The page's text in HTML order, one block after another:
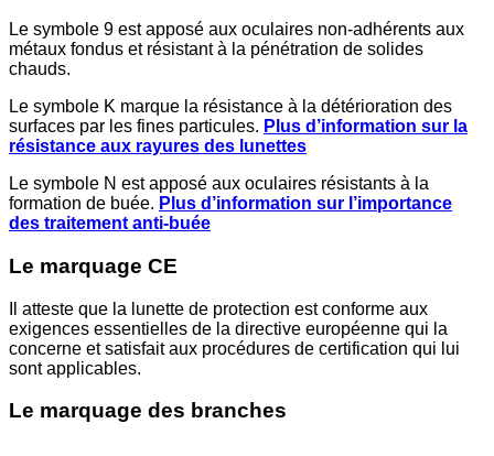
Le symbole 9 est apposé aux oculaires non-adhérents aux
métaux fondus et résistant à la pénétration de solides
chauds.
Le symbole K marque la résistance à la détérioration des
surfaces par les fines particules. Plus d’information sur la
résistance aux rayures des lunettes
Le symbole N est apposé aux oculaires résistants à la
formation de buée. Plus d’information sur l’importance
des traitement anti-buée
Le marquage CE
Il atteste que la lunette de protection est conforme aux
exigences essentielles de la directive européenne qui la
concerne et satisfait aux procédures de certification qui lui
sont applicables.
Le marquage des branches